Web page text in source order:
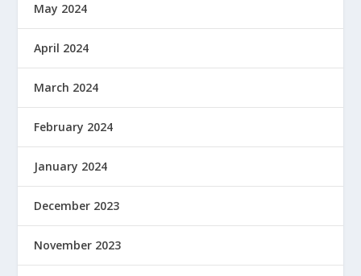
May 2024
April 2024
March 2024
February 2024
January 2024
December 2023
November 2023